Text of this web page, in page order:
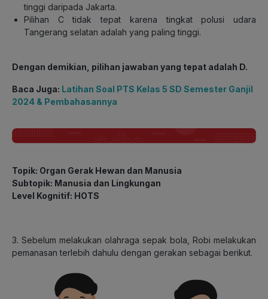
tinggi daripada Jakarta.
Pilihan C tidak tepat karena tingkat polusi udara
Tangerang selatan adalah yang paling tinggi.
Dengan demikian, pilihan jawaban yang tepat adalah D.
Baca Juga: Latihan Soal PTS Kelas 5 SD Semester Ganjil
2024 & Pembahasannya
Topik: Organ Gerak Hewan dan Manusia
Subtopik: Manusia dan Lingkungan
Level Kognitif: HOTS
3. Sebelum melakukan olahraga sepak bola, Robi melakukan
pemanasan terlebih dahulu dengan gerakan sebagai berikut.